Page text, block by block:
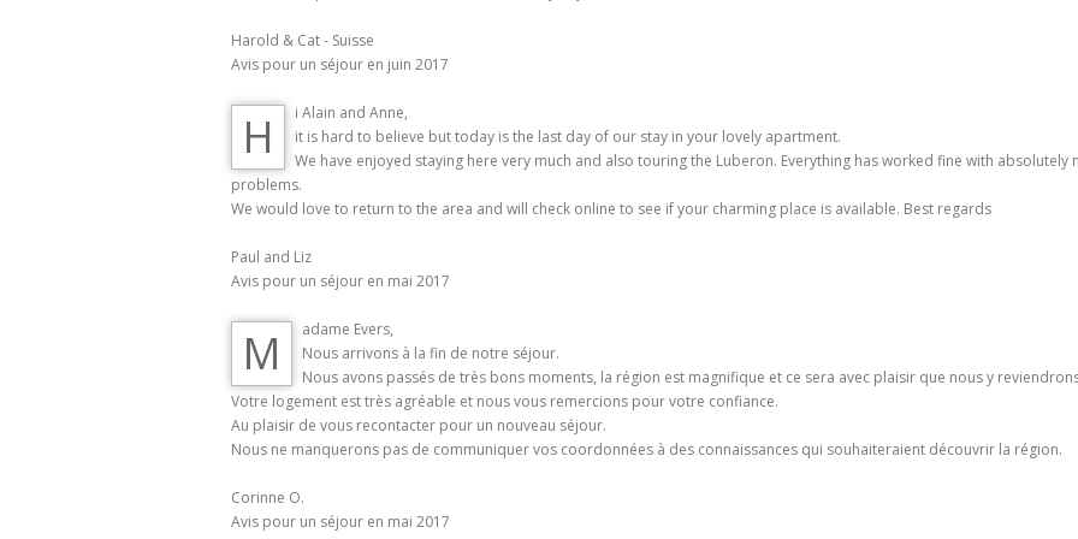
Harold & Cat - Suisse
Avis pour un séjour en juin 2017
H
i Alain and Anne,
it is hard to believe but today is the last day of our stay in your lovely apartment.
We have enjoyed staying here very much and also touring the Luberon. Everything has worked fine with absolutely
problems.
We would love to return to the area and will check online to see if your charming place is available. Best regards
Paul and Liz
Avis pour un séjour en mai 2017
M
adame Evers,
Nous arrivons à la fin de notre séjour.
Nous avons passés de très bons moments, la région est magnifique et ce sera avec plaisir que nous y
Votre logement est très agréable et nous vous remercions pour votre confiance.
Au plaisir de vous recontacter pour un nouveau séjour.
Nous ne manquerons pas de communiquer vos coordonnées à des connaissances qui souhaiteraient découvrir la région.
Corinne O.
Avis pour un séjour en mai 2017